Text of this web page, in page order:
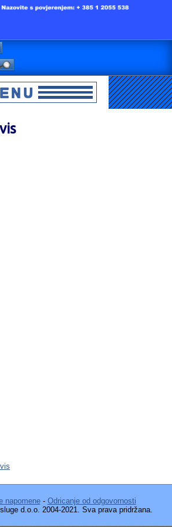
napomene- Odricanje od odgovornosti
d.o.o. 2004-2021. Sva prava pridržana.